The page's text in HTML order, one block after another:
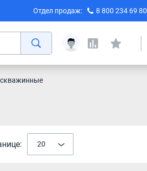
Отдел продаж: 8 800 234 69 80
20